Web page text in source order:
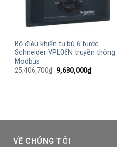
Bộ điều khiển tụ bù 6 bước
Schneider VPL06N truyền thông
Modbus
25,406,700₫ Giá
gốc
9,680,000₫Giá
hiện
VỀ CHÚNG TÔI